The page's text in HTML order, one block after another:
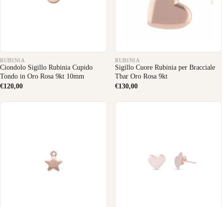
RUBINIA
Ciondolo Sigillo Rubinia Cupido
Tondo in Oro Rosa 9kt 10mm
€120,00
RUBINIA
Sigillo Cuore Rubinia per Bracciale
Tbar Oro Rosa 9kt
€130,00